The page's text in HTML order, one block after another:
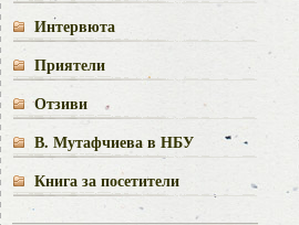
Интервюта
Приятели
Отзиви
В. Мутафчиева в НБУ
Книга за посетители